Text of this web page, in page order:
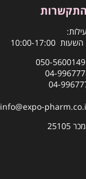
10:00-17:00
050-5600149
04-
info@expo-